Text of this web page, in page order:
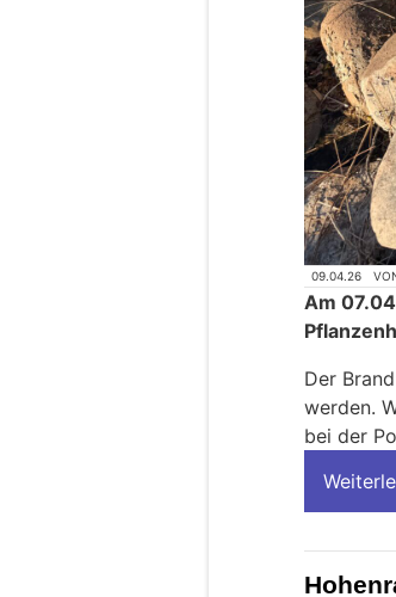
09.04.26
Am
Der
werden.
bei der